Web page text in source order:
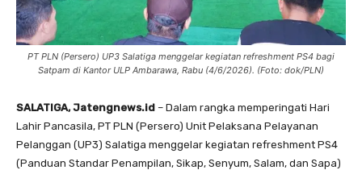
PT PLN (Persero) UP3 Salatiga menggelar kegiatan refreshment PS4 bagi
Satpam di Kantor ULP Ambarawa, Rabu (4/6/2026). (Foto: dok/PLN)
SALATIGA, Jatengnews.id – Dalam rangka memperingati Hari
Lahir Pancasila, PT PLN (Persero) Unit Pelaksana Pelayanan
Pelanggan (UP3) Salatiga menggelar kegiatan refreshment PS4
(Panduan Standar Penampilan, Sikap, Senyum, Salam, dan Sapa)